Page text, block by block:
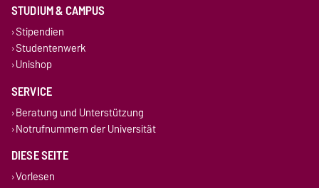
STUDIUM & CAMPUS
Stipendien
Studentenwerk
Unishop
SERVICE
Beratung und Unterstützung
Notrufnummern der Universität
DIESE SEITE
Vorlesen